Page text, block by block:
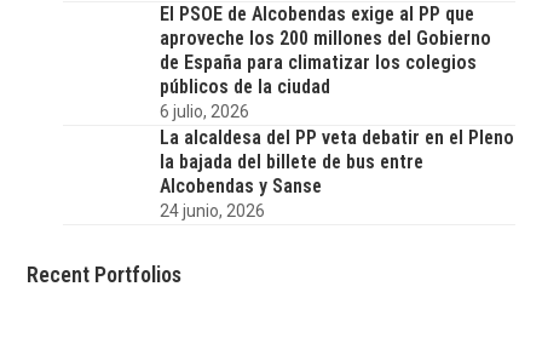
El PSOE de Alcobendas exige al PP que
aproveche los 200 millones del Gobierno
de España para climatizar los colegios
públicos de la ciudad
6 julio, 2026
La alcaldesa del PP veta debatir en el Pleno
la bajada del billete de bus entre
Alcobendas y Sanse
24 junio, 2026
Recent Portfolios